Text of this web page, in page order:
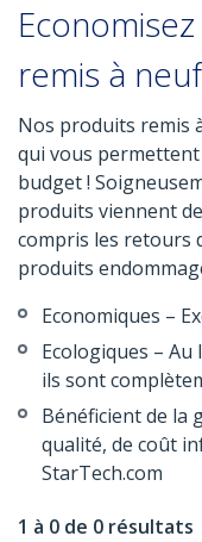
remis à
Nos produits remis
qui vous
budget !
produits viennent
compris les retours
produits
Economiques –
Ecologiques –
ils sont
Bénéficient de la
qualité, de coût
StarTech.com
1 à 0 de 0 résultats